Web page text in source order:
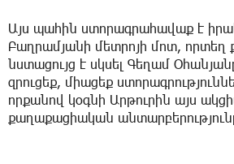
Այս պահին ստորագրահավաք է
Բաղրամյանի մետրոյի մոտ, որտեղ
նստացույց է սկսել Գեղամ Օհանյան
զրուցեք, միացեք
որքանով կօգնի Արթուրին այս
քաղաքացիական